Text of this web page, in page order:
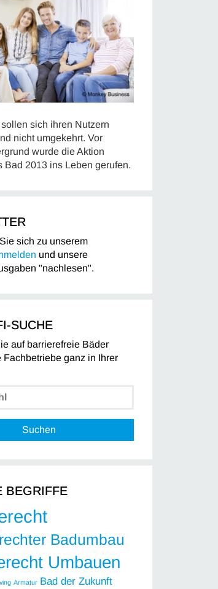
sich ihren Nutzern
nicht umgekehrt. Vor
wurde die Aktion
Bad 2013 ins Leben gerufen.
sich zu unserem
und unsere
"nachlesen".
SUCHE
auf barrierefreie Bäder
Fachbetriebe ganz in Ihrer
Suchen
BEGRIFFE
Badumbau
Umbauen
Armatur Bad der Zukunft